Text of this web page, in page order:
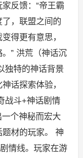
反馈：“帝王霸
，联盟之间的
得更有意思，
” 洪荒（神话沉
独特的神话背景
话探索体验，
战斗+神话剧情
个神秘而宏大
材的玩家。 神
情线。玩家在游